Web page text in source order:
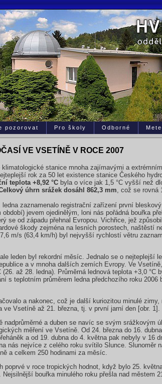
pozorovat Pro školy Odborné
VE VSETÍNĚ V ROCE 2007
stanice mnoha zajímavými a
rok za 50 let existence stanice Českého
teplota +8,92 °C byla o více jak 1,5 °C vyšší než
úhrn srážek dosáhl 862,3 mm , což se rovná
zaznamenalo registrační zařízení první
jevem ojedinělým, loni nás pořádná bouřka
se od západu přehnal Evropou. Vichřice, jež
škody zejména na lesních porostech, naštěstí
m/s (63,4 km/h) byl nejvyšší rychlostí větru
leden byl rekordní měsíc. Jednalo se o nejteplejší
a v mnoha dalších zemích Evropy. Ve
až 28. ledna). Průměrná lednová teplota +3,0 °C
s teplotním průměrem ledna předchozího roku 2006
a nakonec, což je další kuriozitou minulé
Vsetíně až 21. března, tj. v první jarní den [obr. 1].
a duben se navíc se svým srážkovým
měření ve Vsetíně. Od 24. března do 16.
a od 19. dubna do 4. května pak nebyly v 16
nás nejvíce z celého roku svítilo Slunce. Slunoměr
a celkem 250 hodinami za měsíc.
poprvé v roce tropických hodnot, když bylo 25.
bouřka minulého roku přešla nad městem